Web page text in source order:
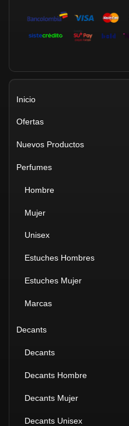
Inicio
Ofertas
Nuevos Productos
Perfumes
Hombre
Mujer
Unisex
Estuches Hombres
Estuches Mujer
Marcas
Decants
Decants
Decants Hombre
Decants Mujer
Decants Unisex